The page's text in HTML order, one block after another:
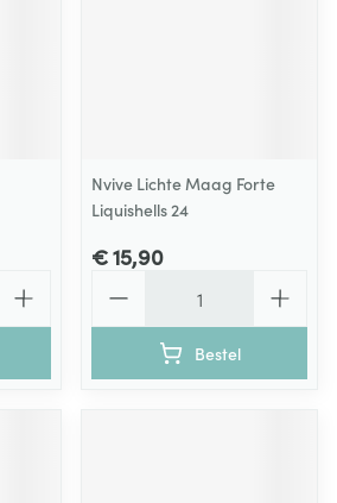
Nvive Lichte Maag Forte
Liquishells 24
€ 15,90
Bestel